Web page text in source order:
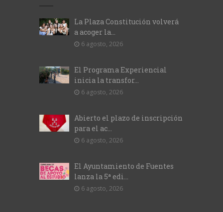
La Plaza Constitución volverá
a acoger la...
6 agosto, 2026
El Programa Experiencial
inicia la transfor...
6 agosto, 2026
Abierto el plazo de inscripción
para el ac...
6 agosto, 2026
El Ayuntamiento de Fuentes
lanza la 5ª edi...
6 agosto, 2026